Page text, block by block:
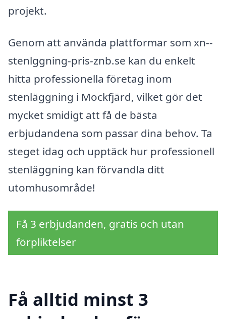
projekt.
Genom att använda plattformar som xn--
stenlggning-pris-znb.se kan du enkelt
hitta professionella företag inom
stenläggning i Mockfjärd, vilket gör det
mycket smidigt att få de bästa
erbjudandena som passar dina behov. Ta
steget idag och upptäck hur professionell
stenläggning kan förvandla ditt
utomhusområde!
Få 3 erbjudanden, gratis och utan
förpliktelser
Få alltid minst 3